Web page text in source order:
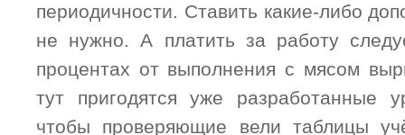
периодичности. Ставить какие-либо
не нужно. А платить за работу
процентах от выполнения с мясом
тут пригодятся уже разработанные
чтобы проверяющие вели таблицы